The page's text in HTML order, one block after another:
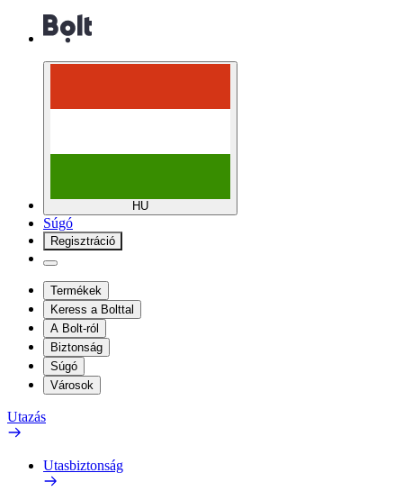
HU
Súgó
Regisztráció
Termékek
Keress a Bolttal
A Bolt-ról
Biztonság
Súgó
Városok
Utazás
Utasbiztonság